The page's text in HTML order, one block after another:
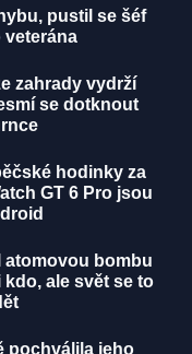
pustil se šéf
veterána
zahrady vydrží
se dotknout
hodinky za
GT 6 Pro jsou
atomovou bombu
ale svět se to
pochválila jeho